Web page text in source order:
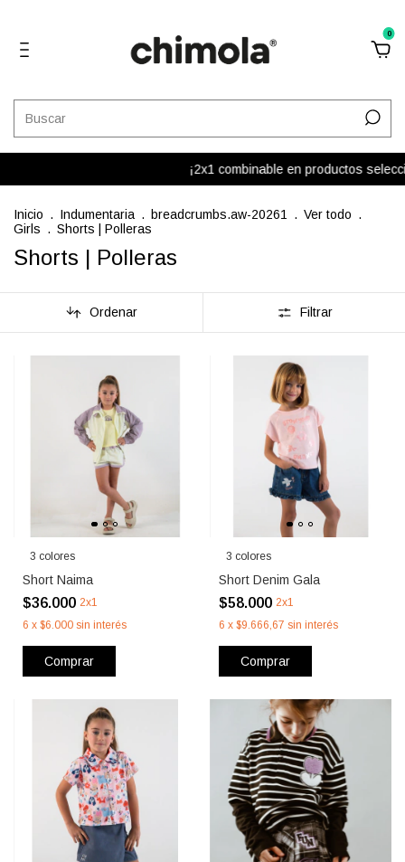
0
¡2x1 combinable en productos
Inicio . Indumentaria . breadcrumbs.aw-20261 . Ver todo .
Girls . Shorts | Polleras
Shorts | Polleras
Ordenar Filtrar
3 colores
Short Naima
$36.000 2x1
6 x $6.000 sin interés
Comprar
3 colores
Short Denim Gala
$58.000 2x1
6 x $9.666,67 sin interés
Comprar